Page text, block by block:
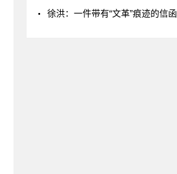
徐洪：一件带有“文革”痕迹的信函